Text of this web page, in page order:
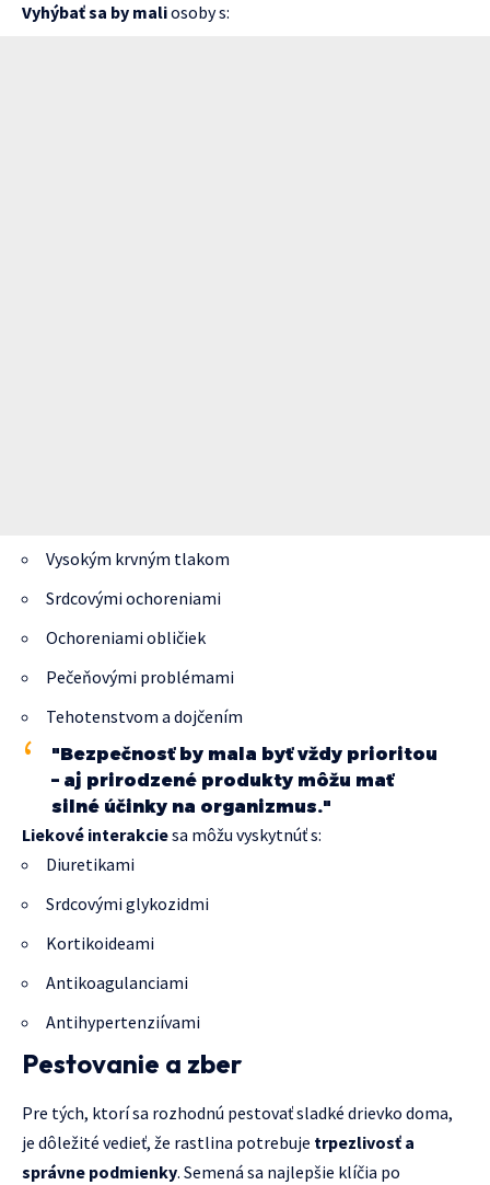
Vyhýbať sa by maliosoby s:
Vysokým krvným tlakom
Srdcovými ochoreniami
Ochoreniami obličiek
Pečeňovými problémami
Tehotenstvom a dojčením
"Bezpečnosť by mala byť vždy prioritou
– aj prirodzené produkty môžu mať
silné účinky na organizmus."
Liekové interakciesa môžu vyskytnúť s:
Diuretikami
Srdcovými glykozidmi
Kortikoideami
Antikoagulanciami
Antihypertenziívami
Pestovanie a zber
Pre tých, ktorí sa rozhodnú pestovať sladké drievko doma,
je dôležité vedieť, že rastlina potrebuje trpezlivosť a
správne podmienky. Semená sa najlepšie klíčia po